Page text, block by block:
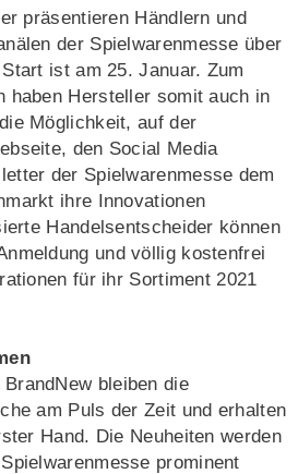
präsentieren Händlern und
der Spielwarenmesse über
ist am 25. Januar. Zum
haben Hersteller somit auch in
Möglichkeit, auf der
den Social Media
der Spielwarenmesse dem
ihre Innovationen
Handelsentscheider können
und völlig kostenfrei
für ihr Sortiment 2021
bleiben die
am Puls der Zeit und erhalten
Hand. Die Neuheiten werden
prominent